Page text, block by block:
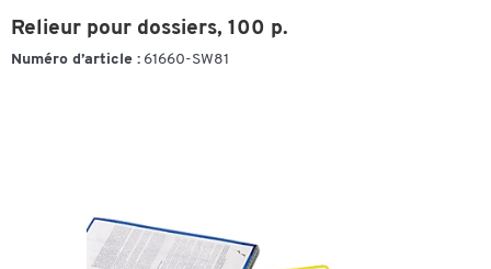
Relieur pour dossiers, 100 p.
Numéro d’article : 61660-SW81